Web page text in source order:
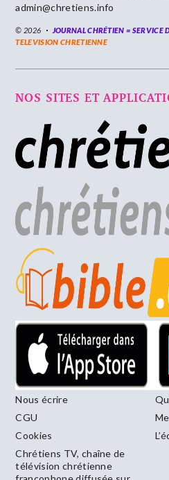
admin@chretiens.info
© 2026 JOURNAL CHRÉTIEN = SERVICE
TELEVISION CHRETIENNE
NOS SITES ET
Nous écrire
CGU
Cookies
Chrétiens TV, chaîne de
télévision chrétienne